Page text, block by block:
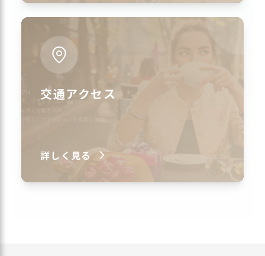
交通アクセス
詳しく見る